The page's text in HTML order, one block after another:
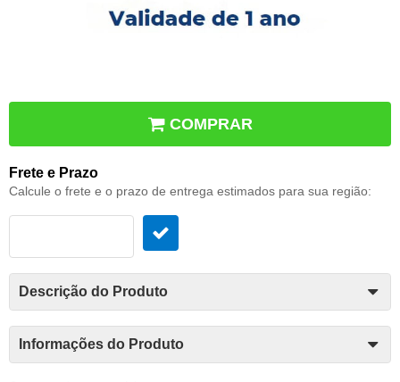
COMPRAR
Frete e Prazo
Calcule o frete e o prazo de entrega estimados para sua região:
Descrição do Produto
Informações do Produto